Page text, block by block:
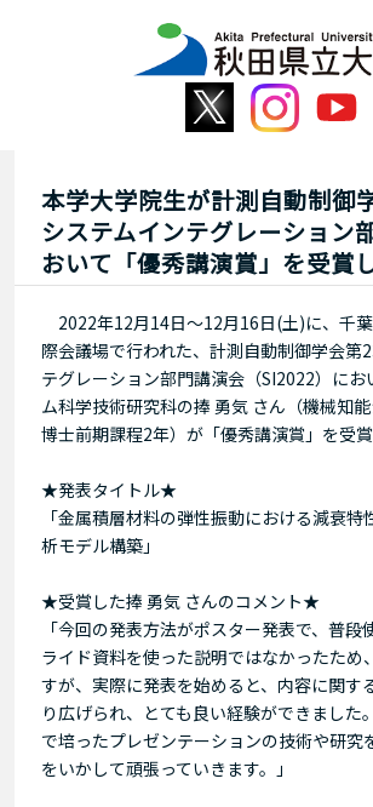
本学大学院生が計測自動制御
システムインテグレーション
おいて「優秀講演賞」を受賞
2022年12月14日～12月16日(土)に、千
際会議場で行われた、計測自動制御学会第
テグレーション部門講演会（SI2022）にお
ム科学技術研究科の捧 勇気 さん（機械知
博士前期課程2年）が「優秀講演賞」を受賞
★発表タイトル★
「金属積層材料の弾性振動における減衰
析モデル構築」
★受賞した捧 勇気 さんのコメント★
「今回の発表方法がポスター発表で、普段
ライド資料を使った説明ではなかったため
すが、実際に発表を始めると、内容に関す
り広げられ、とても良い経験ができました
で培ったプレゼンテーションの技術や研究
をいかして頑張っていきます。」